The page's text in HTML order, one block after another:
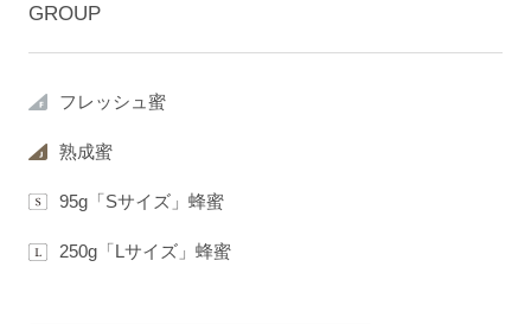
GROUP
フレッシュ蜜
熟成蜜
95g「Sサイズ」蜂蜜
250g「Lサイズ」蜂蜜